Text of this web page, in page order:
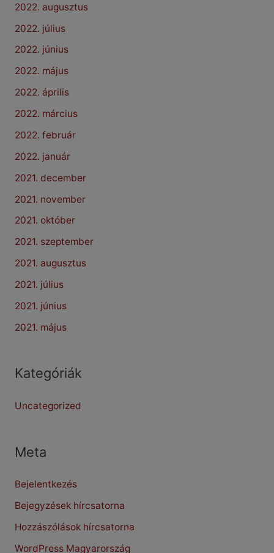
2022. augusztus
2022. július
2022. június
2022. május
2022. április
2022. március
2022. február
2022. január
2021. december
2021. november
2021. október
2021. szeptember
2021. augusztus
2021. július
2021. június
2021. május
Kategóriák
Uncategorized
Meta
Bejelentkezés
Bejegyzések hírcsatorna
Hozzászólások hírcsatorna
WordPress Magyarország